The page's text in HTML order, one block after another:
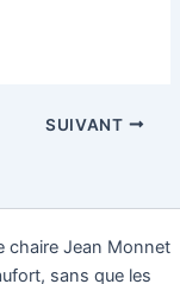
SUIVANT
chaire Jean Monnet
sans que les